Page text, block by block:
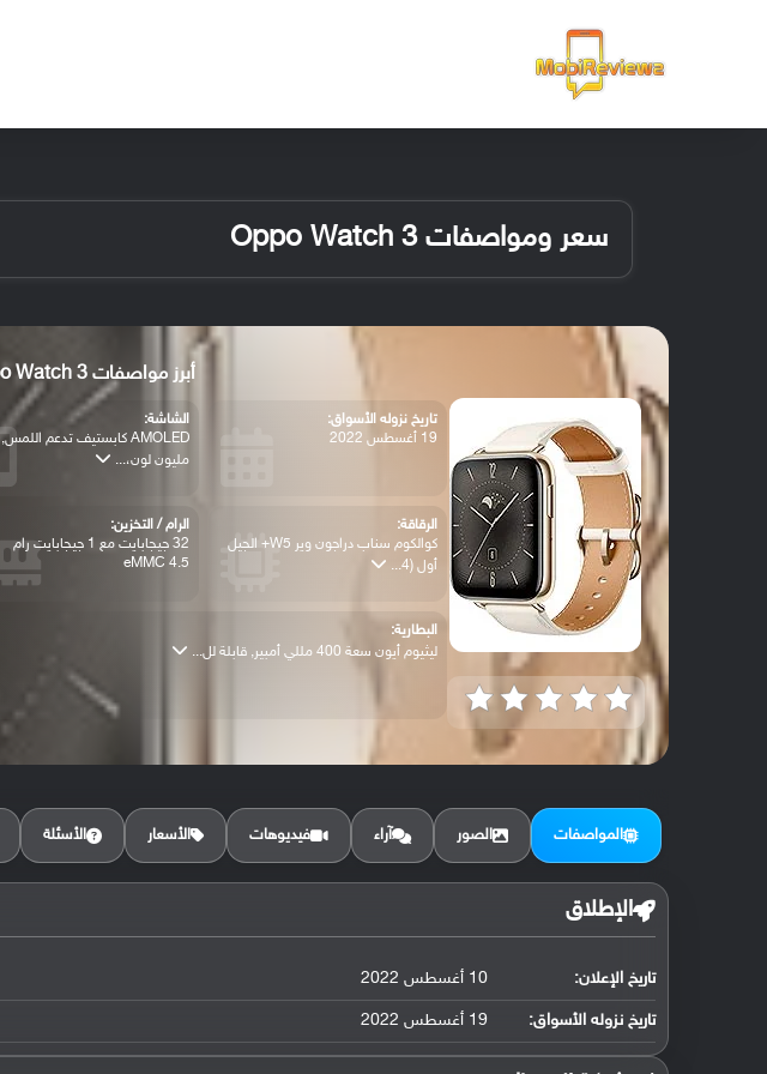
سعر ومواصفات Oppo Watch 3
أبرز مواصفات Oppo Watch 3
تاريخ نزوله الأسواق:
19 أغسطس 2022
الشاشة:
مليون لون،...
الرقاقة:
كوالكوم سناب دراجون وير W5+ الجيل
أول (4...
الرام / التخزين:
32 جيجابايت مع 1 جيجابايت رام
eMMC 4.5
البطارية:
ليثيوم أيون سعة 400 مللي أمبير, قابلة لل...
المواصفات الصور آراء فيديوهات الأسعار الأسئلة
الإطلاق
تاريخ الإعلان: 10 أغسطس 2022
تاريخ نزوله الأسواق: 19 أغسطس 2022